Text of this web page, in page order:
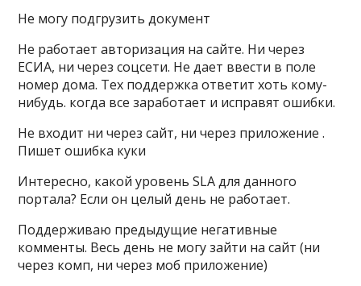
Не могу подгрузить документ
Не работает авторизация на сайте. Ни через
ЕСИА, ни через соцсети. Не дает ввести в поле
номер дома. Тех поддержка ответит хоть кому-
нибудь. когда все заработает и исправят ошибки.
Не входит ни через сайт, ни через приложение .
Пишет ошибка куки
Интересно, какой уровень SLA для данного
портала? Если он целый день не работает.
Поддерживаю предыдущие негативные
комменты. Весь день не могу зайти на сайт (ни
через комп, ни через моб приложение)